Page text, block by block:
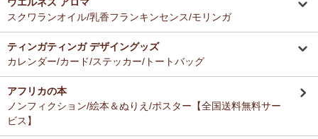
12/4：ティンガティンガ・アート～チャリンダの作品コーナー
入荷！
私たちバラカは、チャリンダが遺してくださった作品を、これか
らも大切に紹介してまいります。
ナー新入荷！
12/3：巻くポーチ 〈2サイズ展開〉～ガラスとんぼ玉付き 新入
荷！
Ｓ さまより キテンゲ平ポーチへのご感想
以前プレゼントでいただいた平ポーチ、母子手帳がちょうど入り、毎
日使っています。
今回同じ「中サイズ」を買いましたが、造りがわずかに異なるよう
で、1センチくらい心持ち小くて母子手帳がぎりぎり入りませんでし
でもこちらもカワイイので化粧入れなどに使います。
スクワランオイル/乳香フランキンセンス/モリンガ
ティンガティンガ デザイングッズ
カレンダー/カード/ステッカー/トートバッグ
アフリカの本
ノンフィクション/絵本＆ぬりえ/ポスター【全国送料無料サー
ビス】